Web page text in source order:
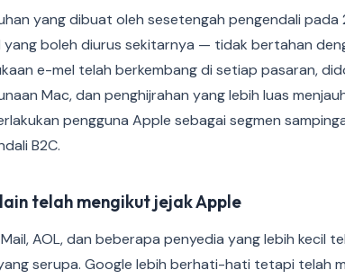
yang dibuat oleh sesetengah pengendali pada
boleh diurus sekitarnya — tidak bertahan
e-mel telah berkembang di setiap pasaran,
Mac, dan penghijrahan yang lebih luas
pengguna Apple sebagai segmen
B2C.
telah mengikut jejak Apple
AOL, dan beberapa penyedia yang lebih kecil
serupa. Google lebih berhati-hati tetapi telah